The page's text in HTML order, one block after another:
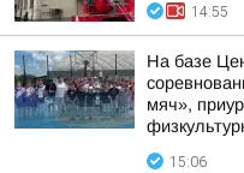
14:55
На базе
мяч»,
15:06